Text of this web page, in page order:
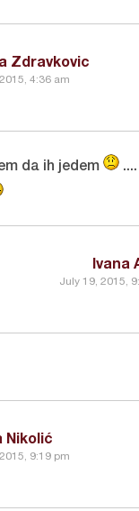
Zdravkovic
4:36 am
Ivana
July 19, 2015,
da ih jedem
Nikolić
9:19 pm